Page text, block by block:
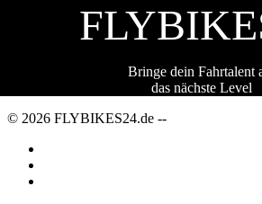
Bringe dein Fahrtalent
das nächste Level
© 2026 FLYBIKES24.de --